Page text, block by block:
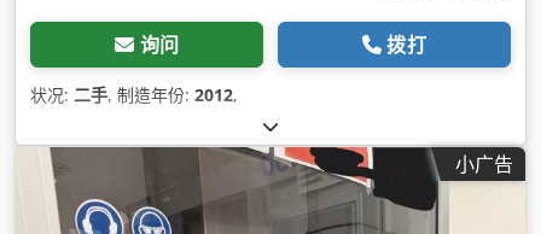
询问 拨打
状况: 二手, 制造年份: 2012,
小广告